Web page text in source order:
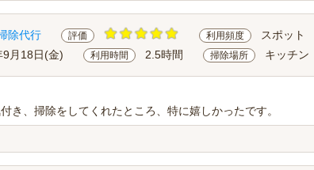
除代行 評価 利用頻度 スポット
9月18日(金) 利用時間 2.5時間 掃除場所 キッチン
き、掃除をしてくれたところ、特に嬉しかったです。